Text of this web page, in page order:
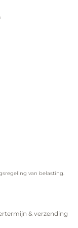
van belasting.
& verzending